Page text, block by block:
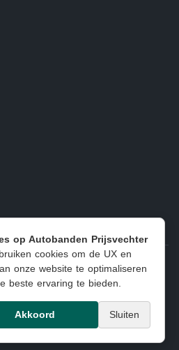
op Autobanden Prijsvechter
cookies om de UX en
onze website te optimaliseren
beste ervaring te bieden.
Akkoord Sluiten
Privacy | Voorwaarden
EJ Banden Oosterhout